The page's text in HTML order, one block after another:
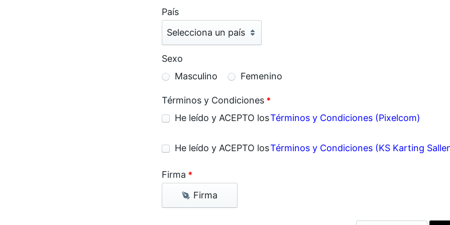
País
Selecciona un país
Sexo
Masculino
Femenino
Términos y Condiciones *
He leído y ACEPTO losTérminos y Condiciones (Pixelcom)
He leído y ACEPTO losTérminos y Condiciones (KS Karting
Firma *
Firma